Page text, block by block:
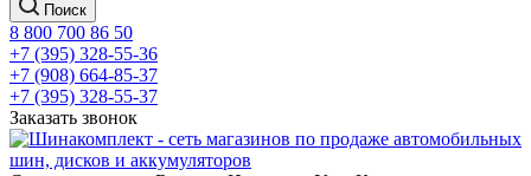
Поиск
8 800 700 86 50
+7 (395) 328-55-36
+7 (908) 664-85-37
+7 (395) 328-55-37
Заказать звонок